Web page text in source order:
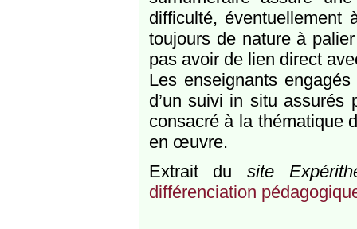
difficulté, éventuellement
toujours de nature à
pas avoir de lien direct
Les enseignants
d’un suivi in situ assurés
consacré à la thématique
en œuvre.
Extrait dusite
différenciation